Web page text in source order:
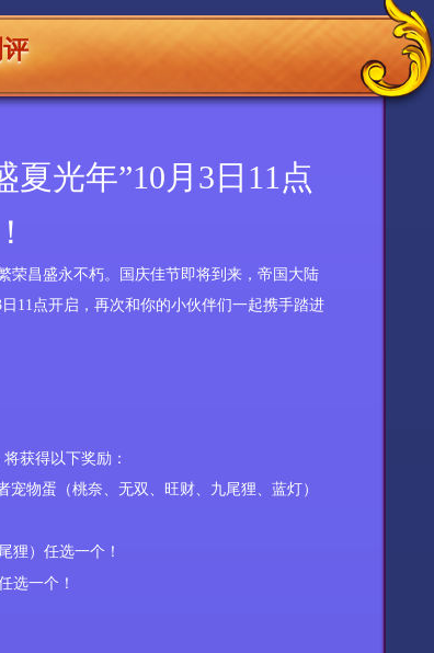
夏光年”10月3日11点
荣昌盛永不朽。国庆佳节即将到来，帝国大陆
日 11点开启，再次和你的小伙伴们一起携手踏进
获得以下奖励：
宠物蛋（桃奈、无双、 旺财、 九尾狸、蓝灯）
狸）任选一个！
选一个！